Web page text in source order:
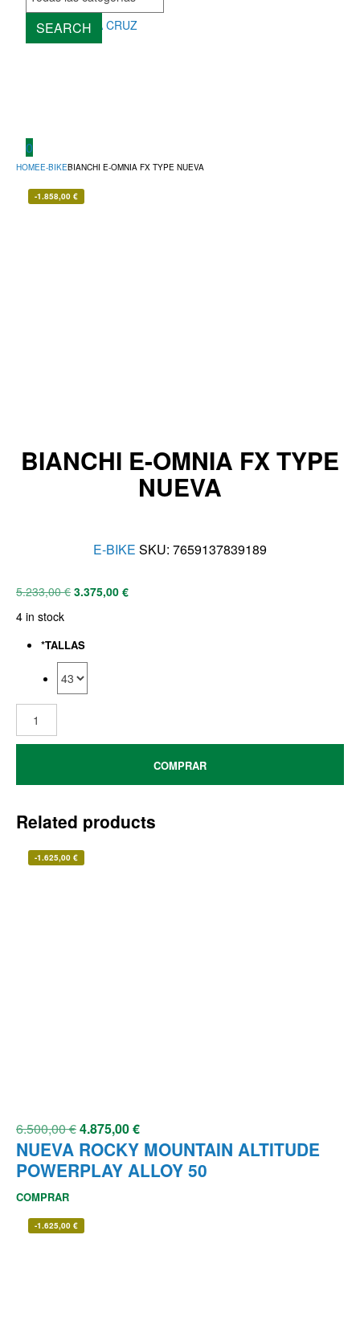
SANTA CRUZ
SEARCH
0
HOMEE-BIKEBIANCHI E-OMNIA FX TYPE NUEVA
-1.858,00 €
BIANCHI E-OMNIA FX TYPE
NUEVA
E-BIKE SKU: 7659137839189
5.233,00€ 3.375,00 €
4 in stock
*TALLAS
COMPRAR
Related products
-1.625,00 €
6.500,00€4.875,00€
NUEVA ROCKY MOUNTAIN ALTITUDE
POWERPLAY ALLOY 50
COMPRAR
-1.625,00 €